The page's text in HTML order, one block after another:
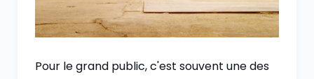
Pour le grand public, c'est souvent une des